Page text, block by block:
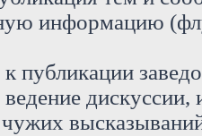
информацию
к публикации